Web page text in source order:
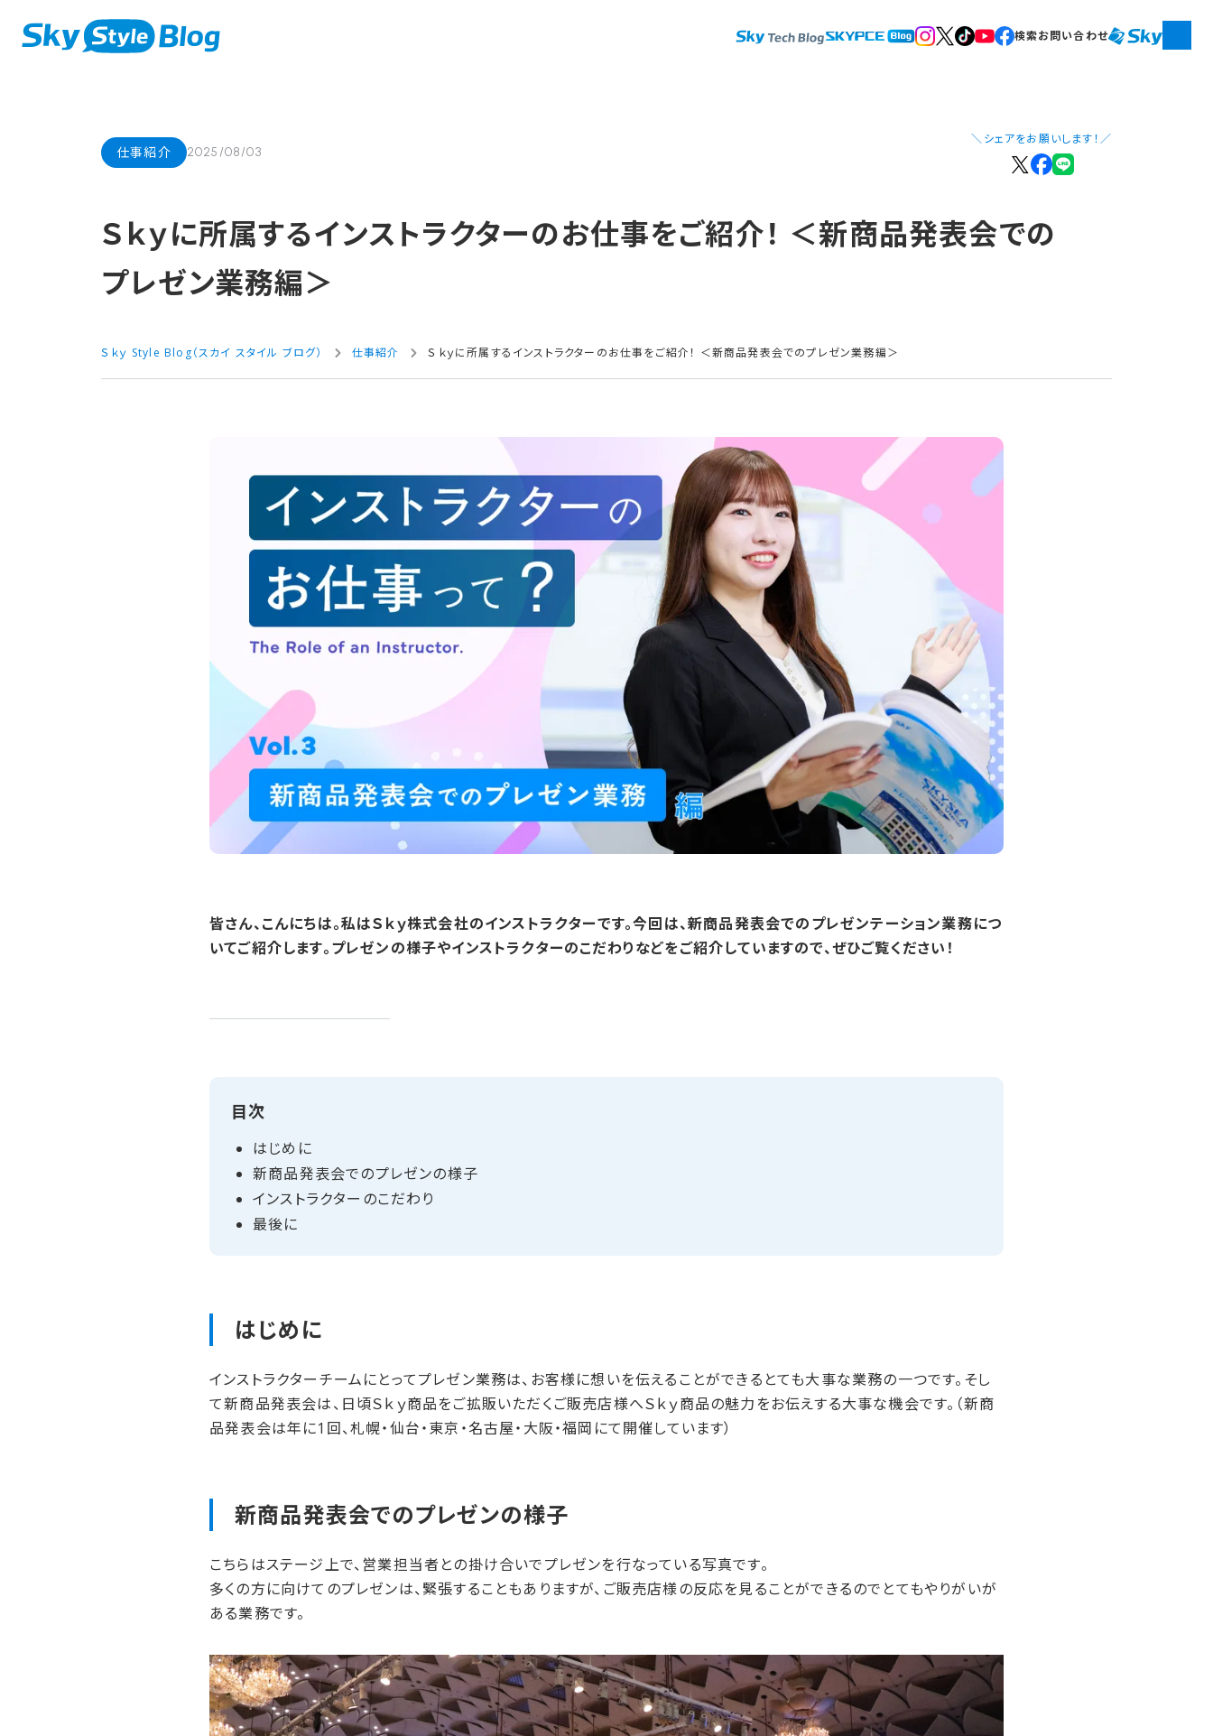
検索お問い合わせ
仕事紹介 2025/08/03
＼シェアをお願いします！／
Ｓｋｙに​所属する​インストラクターの​お仕事を​ご紹介！​ ＜新商品発表会での​
プレゼン業務編＞
Ｓｋｙ Style Blog（スカイ スタイル ブログ） 仕事紹介 Ｓｋｙに所属するインストラクターのお仕事をご紹介！ ＜新商品発表会でのプレゼン業務編＞
皆さん、こんにちは。私はＳｋｙ株式会社のインストラクターです。今回は、新商品発表会でのプレゼンテーション業務につ
いてご紹介します。プレゼンの様子やインストラクターのこだわりなどをご紹介していますので、ぜひご覧ください！
目次
はじめに
新商品発表会での​プレゼンの​様子
インストラクターの​こだわり
最後に
はじめに
インストラクターチームにとってプレゼン業務は、お客様に想いを伝えることができるとても大事な業務の一つです。そし
て新商品発表会は、日頃Ｓｋｙ商品をご拡販いただくご販売店様へＳｋｙ商品の魅力をお伝えする大事な機会です。（新商
品発表会は年に1回、札幌・仙台・東京・名古屋・大阪・福岡にて開催しています）
新商品発表会での​プレゼンの​様子
こちらはステージ上で、営業担当者との掛け合いでプレゼンを行なっている写真です。
多くの方に向けてのプレゼンは、緊張することもありますが、ご販売店様の反応を見ることができるのでとてもやりがいが
ある業務です。